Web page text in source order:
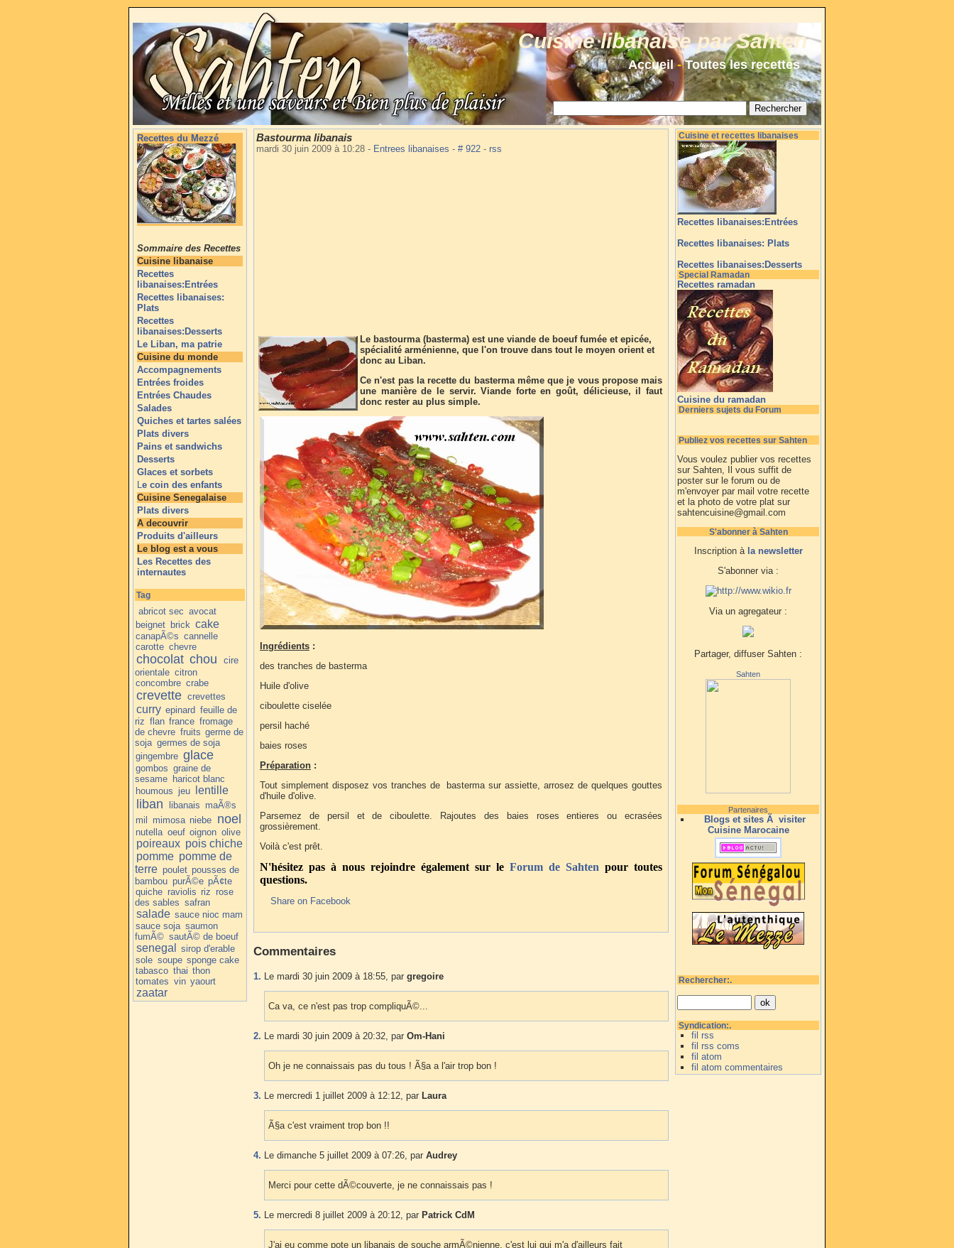
Cuisine libanaise par Sahten
Accueil-Toutes les recettes
Recettes du Mezzé
Sommaire des Recettes
Cuisine libanaise
Recettes
libanaises:Entrées
Recettes libanaises:
Plats
Recettes
libanaises:Desserts
Le Liban, ma patrie
Cuisine du monde
Accompagnements
Entrées froides
Entrées Chaudes
Salades
Quiches et tartes salées
Plats divers
Pains et sandwichs
Desserts
Glaces et sorbets
Le coin des enfants
Cuisine Senegalaise
Plats divers
A decouvrir
Produits d'ailleurs
Le blog est a vous
Les Recettes des
internautes
Tag
abricot sec avocat
beignet brick cake
canapÃ©s cannelle
carotte chevre
chocolat chou
cire
orientale citron
concombre crabe
crevette crevettes
curry epinard feuille de
riz flan france fromage
de chevre fruits germe de
soja germes de soja
gingembre glace
gombos graine de
sesame haricot blanc
houmous jeu lentille
liban libanais maÃ®s
mil mimosa niebe noel
nutella oeuf oignon olive
poireaux pois chiche
pomme pomme de
terre poulet pousses de
bambou purÃ©e pÃ¢te
quiche raviolis riz rose
des sables safran
salade sauce nioc mam
sauce soja saumon
fumÃ© sautÃ© de boeuf
senegal
sirop d'erable
sole soupe sponge cake
tabasco thai thon
tomates vin yaourt
zaatar
Bastourma libanais
mardi 30 juin 2009 à 10:28 - Entrees libanaises - # 922 - rss
Le bastourma (basterma) est une viande de boeuf fumée et epicée,
spécialité arménienne, que l'on trouve dans tout le moyen orient et
donc au Liban.
Ce n'est pas la recette du basterma même que je vous propose mais
une manière de le servir. Viande forte en goût, délicieuse, il faut
donc rester au plus simple.
Ingrédients :
des tranches de basterma
Huile d'olive
ciboulette ciselée
persil haché
baies roses
Préparation :
Tout simplement disposez vos tranches de basterma sur assiette, arrosez de quelques gouttes
d'huile d'olive.
Parsemez de persil et de ciboulette. Rajoutes des baies roses entieres ou ecrasées
grossièrement.
Voilà c'est prêt.
N'hésitez pas à nous rejoindre également sur le Forum de Sahten pour toutes
questions.
Share on Facebook
Commentaires
1. Le mardi 30 juin 2009 à 18:55, par gregoire
Ca va, ce n'est pas trop compliquÃ©...
2. Le mardi 30 juin 2009 à 20:32, par Om-Hani
Oh je ne connaissais pas du tous ! Ã§a a l'air trop bon !
3. Le mercredi 1 juillet 2009 à 12:12, par Laura
Ã§a c'est vraiment trop bon !!
4. Le dimanche 5 juillet 2009 à 07:26, par Audrey
Merci pour cette dÃ©couverte, je ne connaissais pas !
5. Le mercredi 8 juillet 2009 à 20:12, par Patrick CdM
J'ai eu comme pote un libanais de souche armÃ©nienne, c'est lui qui m'a d'ailleurs fait
Cuisine et recettes libanaises
Recettes libanaises:Entrées
Recettes libanaises: Plats
Recettes libanaises:Desserts
Special Ramadan
Recettes ramadan
Cuisine du ramadan
Derniers sujets du Forum
Publiez vos recettes sur Sahten
Vous voulez publier vos recettes
sur Sahten, Il vous suffit de
poster sur le forum ou de
m'envoyer par mail votre recette
et la photo de votre plat sur
sahtencuisine@gmail.com
S'abonner à Sahten
Inscription à la newsletter
S'abonner via :
Via un agregateur :
Partager, diffuser Sahten :
Sahten
Partenaires
Blogs et sites Ã visiter
Cuisine Marocaine
Rechercher:.
Syndication:.
fil rss
fil rss coms
fil atom
fil atom commentaires